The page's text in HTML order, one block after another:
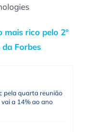
mais rico pelo 2º
Forbes
pela quarta reunião
a 14% ao ano